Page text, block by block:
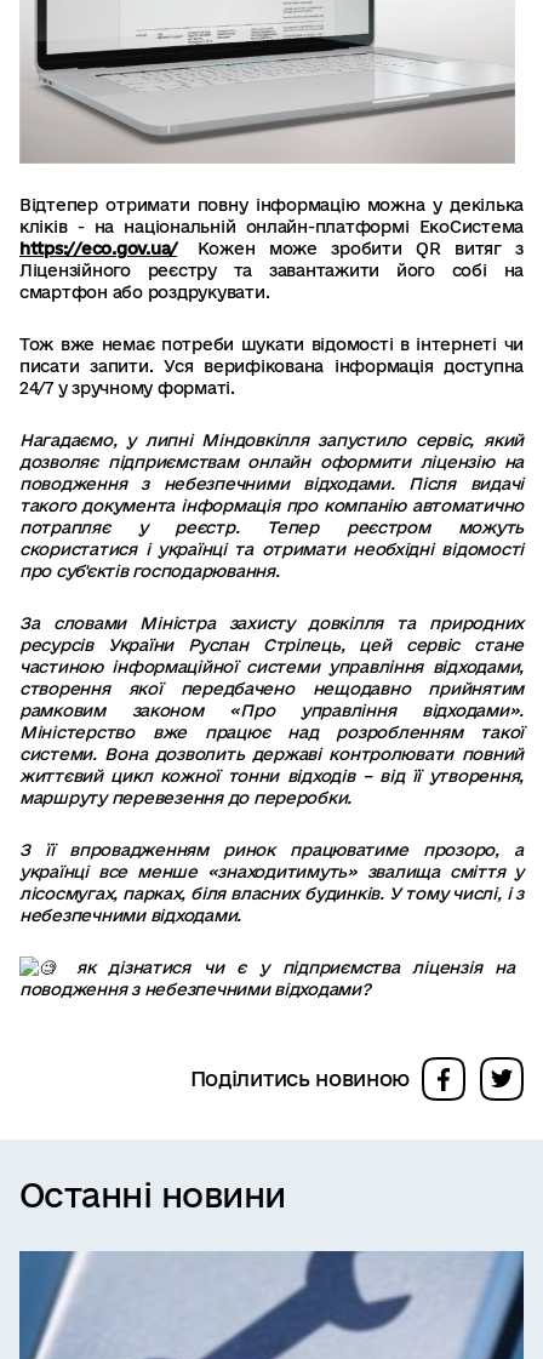
Відтепер отримати повну інформацію можна у декілька
кліків - на національній онлайн-платформі ЕкоСистема
https://eco.gov.ua/
Кожен може зробити QR витяг з
Ліцензійного реєстру та завантажити його собі на
смартфон або роздрукувати.
Тож вже немає потреби шукати відомості в інтернеті чи
писати запити. Уся верифікована інформація доступна
24/7 у зручному форматі.
Нагадаємо, у липні Міндовкілля запустило сервіс, який
дозволяє підприємствам онлайн оформити ліцензію на
поводження з небезпечними відходами. Після видачі
такого документа інформація про компанію автоматично
потрапляє у реєстр. Тепер реєстром можуть
скористатися і українці та отримати необхідні відомості
про суб'єктів господарювання.
За словами Міністра захисту довкілля та природних
ресурсів України Руслан Стрілець, цей сервіс стане
частиною інформаційної системи управління відходами,
створення якої передбачено нещодавно прийнятим
рамковим законом «Про управління відходами».
Міністерство вже працює над розробленням такої
системи. Вона дозволить державі контролювати повний
життєвий цикл кожної тонни відходів – від її утворення,
маршруту перевезення до переробки.
З її впровадженням ринок працюватиме прозоро, а
українці все менше «знаходитимуть» звалища сміття у
лісосмугах, парках, біля власних будинків. У тому числі, і з
небезпечними відходами.
Поділитись новиною
Останні новини